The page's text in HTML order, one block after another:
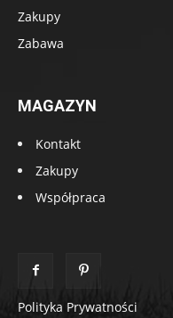
Zakupy
Zabawa
MAGAZYN
Kontakt
Zakupy
Współpraca
Polityka Prywatności